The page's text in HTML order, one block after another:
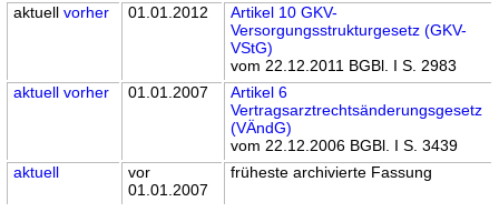
aktuellvorher 01.01.2012
Artikel 10 GKV-
Versorgungsstrukturgesetz (GKV-
VStG)
vom 22.12.2011 BGBl. I S. 2983
aktuell vorher 01.01.2007
Artikel 6
Vertragsarztrechtsänderungsgesetz
(VÄndG)
vom 22.12.2006 BGBl. I S. 3439
aktuell
vor
01.01.2007
früheste archivierte Fassung